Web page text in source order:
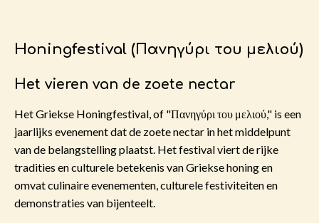
Honingfestival (Πανηγύρι του μελιού)
Het vieren van de zoete nectar
Het Griekse Honingfestival, of "Πανηγύρι του μελιού," is een
jaarlijks evenement dat de zoete nectar in het middelpunt
van de belangstelling plaatst. Het festival viert de rijke
tradities en culturele betekenis van Griekse honing en
omvat culinaire evenementen, culturele festiviteiten en
demonstraties van bijenteelt.